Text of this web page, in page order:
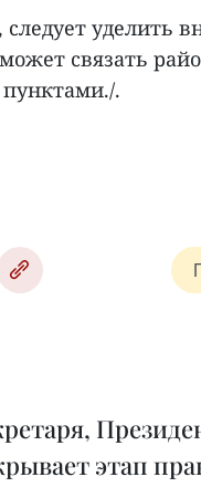
следует
связать
.
этап